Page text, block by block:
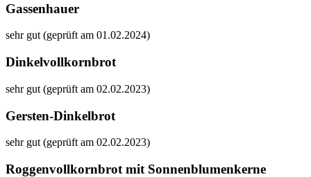
Gassenhauer
sehr gut (geprüft am 01.02.2024)
Dinkelvollkornbrot
sehr gut (geprüft am 02.02.2023)
Gersten-Dinkelbrot
sehr gut (geprüft am 02.02.2023)
Roggenvollkornbrot mit Sonnenblumenkerne